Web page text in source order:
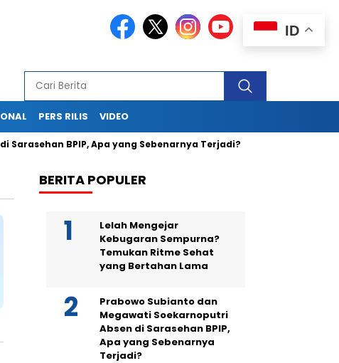
PERS RILIS VIDEO
BPIP, Apa yang Sebenarnya Terjadi?
BERITA POPULER
Lelah Mengejar
Kebugaran Sempurna?
Temukan Ritme Sehat
yang Bertahan Lama
Prabowo Subianto dan
Megawati Soekarnoputri
Absen di Sarasehan BPIP,
Apa yang Sebenarnya
Terjadi?
ID